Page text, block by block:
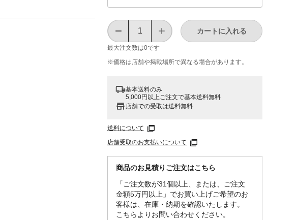
最大注文数は0です
カートに入れる
※価格は​店舗や​掲載場所で​異なる​場合が​あります。
基本送料のみ
5,000円以上ご注文で基本送料無料
店舗での受取は送料無料
送料について
店舗受取のお支払いについて
商品のお見積りご注文はこちら
「ご注文数が31個以上、または、ご注文
金額5万円以上」でお買い上げご希望のお
客様は、在庫・納期を確認いたします。
こちらよりお問い合わせください。